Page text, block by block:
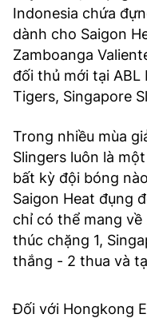
Indonesia chứa
dành cho Saigon
Zamboanga
đối thủ mới tại
Tigers, Singapore
Trong nhiều mùa
Slingers luôn là
bất kỳ đội bóng
Saigon Heat đụng
chỉ có thể mang
thúc chặng 1,
thắng - 2 thua và
Đối với Hongkong